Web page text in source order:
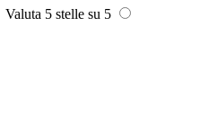
Valuta 5 stelle su 5